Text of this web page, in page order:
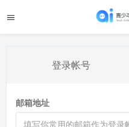
登录帐号
邮箱地址